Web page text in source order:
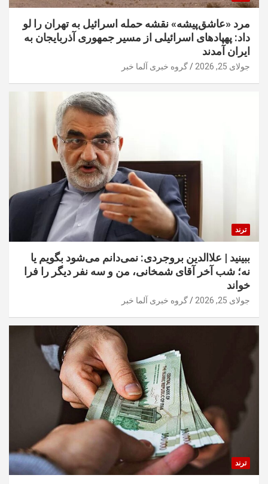
مرد «عاشق‌پیشه» نقشه حمله اسرائیل به تهران را لو
داد: پهپادهای اسرائیلی از مسیر جمهوری آذربایجان به
ایران آمدند
جولای 25, 2026 گروه خبری آلما خبر
ترند
ببینید | علاالدین بروجردی: نمی‌دانم می‌شود بگویم یا
نه؛ شب آخر آقای شمخانی، من و سه نفر دیگر را فرا
خواند
جولای 25, 2026 گروه خبری آلما خبر
ترند